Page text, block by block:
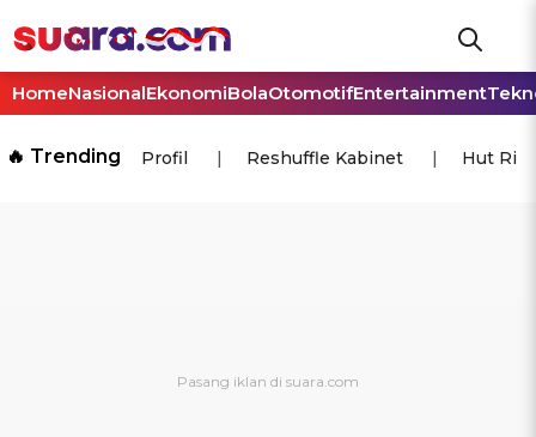
HomeNasionalEkonomiBolaOtomotifEntertainment
🔥 Trending Profil Reshuffle Kabinet Hut Ri